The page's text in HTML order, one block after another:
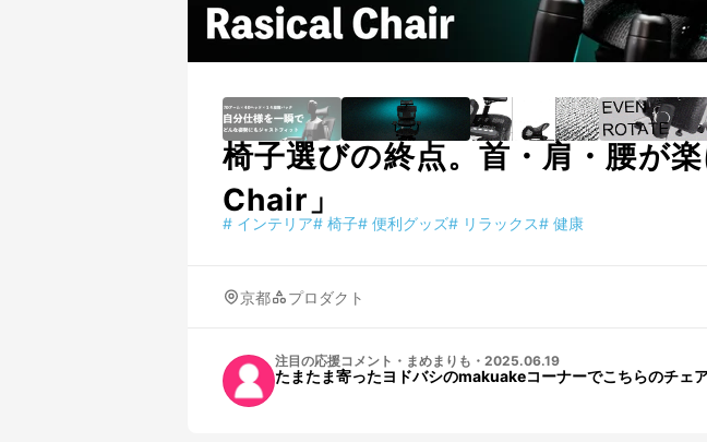
椅子選びの終点。首・肩・腰が
Chair」
# インテリア# 椅子# 便利グッズ# リラックス# 健康
京都 プロダクト
注目の応援コメント ・ まめまりも ・ 2025.06.19
たまたま寄ったヨドバシのmakuakeコーナーでこちらのチェ